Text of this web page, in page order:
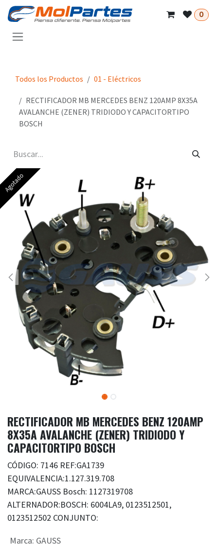
Ir al contenido
0
Todos los Productos 01 - Eléctricos
RECTIFICADOR MB MERCEDES BENZ 120AMP 8X35A
AVALANCHE (ZENER) TRIDIODO Y CAPACITORTIPO
BOSCH
Agotado
Agotado
RECTIFICADOR MB MERCEDES BENZ 120AMP
8X35A AVALANCHE (ZENER) TRIDIODO Y
CAPACITORTIPO BOSCH
CÓDIGO: 7146 REF:GA1739
EQUIVALENCIA:1.127.319.708
MARCA:GAUSS Bosch: 1127319708
ALTERNADOR:BOSCH: 6004LA9, 0123512501,
0123512502 CONJUNTO:
Marca: GAUSS